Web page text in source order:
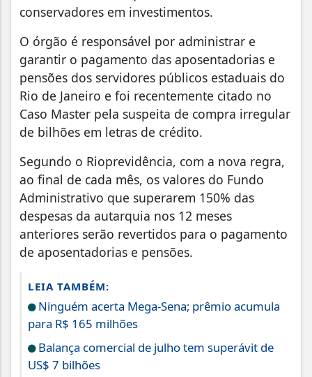
conservadores em investimentos.
O órgão é responsável por administrar e
garantir o pagamento das aposentadorias e
pensões dos servidores públicos estaduais do
Rio de Janeiro e foi recentemente citado no
Caso Master pela suspeita de compra irregular
de bilhões em letras de crédito.
Segundo o Rioprevidência, com a nova regra,
ao final de cada mês, os valores do Fundo
Administrativo que superarem 150% das
despesas da autarquia nos 12 meses
anteriores serão revertidos para o pagamento
de aposentadorias e pensões.
LEIA TAMBÉM:
Ninguém acerta Mega-Sena; prêmio acumula
para R$ 165 milhões
Balança comercial de julho tem superávit de
US$ 7 bilhões